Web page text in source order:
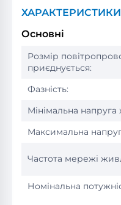
Основні
Розмір
приєднується:
Фазність:
Мінімальна
Максимальна
Частота мережі
Номінальна